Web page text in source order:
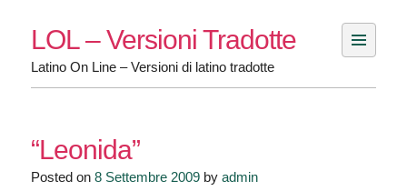
content
LOL – Versioni Tradotte
Latino On Line – Versioni di latino tradotte
“Leonida”
Posted on 8 Settembre 2009by admin